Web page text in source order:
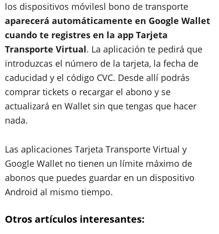
los dispositivos móvilesl bono de transporte
aparecerá automáticamente en Google Wallet
cuando te registres en la app Tarjeta
Transporte Virtual. La aplicación te pedirá que
introduzcas el número de la tarjeta, la fecha de
caducidad y el código CVC. Desde allí podrás
comprar tickets o recargar el abono y se
actualizará en Wallet sin que tengas que hacer
nada.
Las aplicaciones Tarjeta Transporte Virtual y
Google Wallet no tienen un límite máximo de
abonos que puedes guardar en un dispositivo
Android al mismo tiempo.
Otros artículos interesantes: